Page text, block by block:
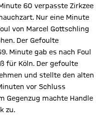
60 verpasste Zirkzee
Nur eine Minute
von Marcel Gottschling
Der Gefoulte
Minute gab es nach Foul
für Köln. Der gefoulte
und stellte den alten
vor Schluss
Gegenzug machte Handle
zu.